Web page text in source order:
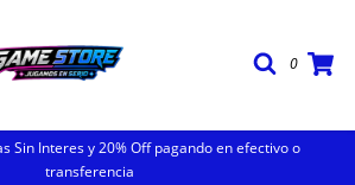
0
Sin Interes y 20% Off pagando en efectivo o
transferencia